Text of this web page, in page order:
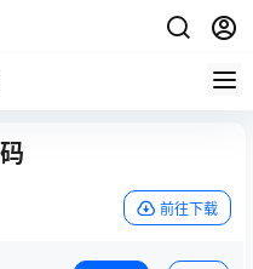
前往下载